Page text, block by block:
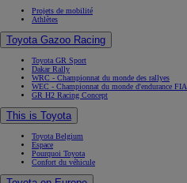
Projets de mobilité
Athlètes
Toyota Gazoo Racing
Toyota GR Sport
Dakar Rally
WRC - Championnat du monde des rallyes
WEC - Championnat du monde d'endurance FIA
GR H2 Racing Concept
This is Toyota
Toyota Belgium
Espace
Pourquoi Toyota
Confort du véhicule